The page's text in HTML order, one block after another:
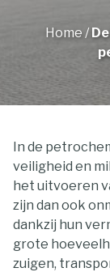
Home /
In de
veiligheid en
het uitvoeren
zijn dan ook
dankzij hun
grote
zuigen,